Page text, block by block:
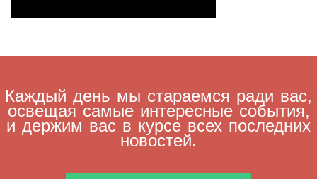
Каждый день мы стараемся ради вас,
освещая самые интересные события,
и держим вас в курсе всех последних
новостей.